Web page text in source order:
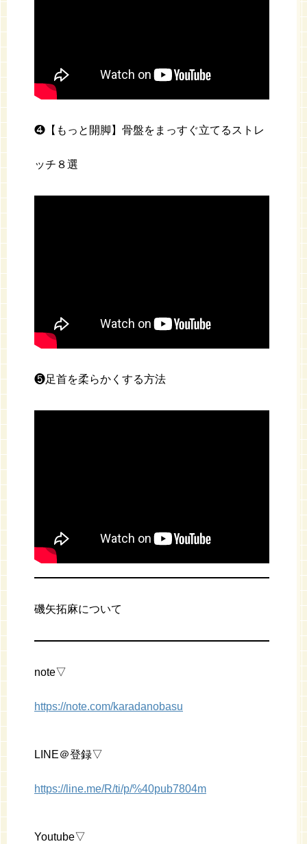
❹【もっと開脚】骨盤をまっすぐ立てるストレ
ッチ８選
❺足首を柔らかくする方法
磯矢拓麻について
note▽
https://note.com/karadanobasu
LINE＠登録▽
https://line.me/R/ti/p/%40pub7804m
Youtube▽